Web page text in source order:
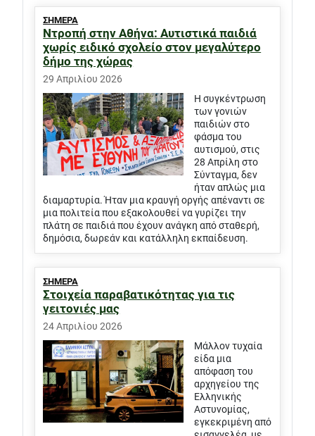
ΣΗΜΕΡΑ
Ντροπή στην Αθήνα: Αυτιστικά παιδιά
χωρίς ειδικό σχολείο στον μεγαλύτερο
δήμο της χώρας
29 Απριλίου 2026
Η συγκέντρωση
των γονιών
παιδιών στο
φάσμα του
αυτισμού, στις
28 Απρίλη στο
Σύνταγμα, δεν
ήταν απλώς μια
διαμαρτυρία. Ήταν μια κραυγή οργής απέναντι σε
μια πολιτεία που εξακολουθεί να γυρίζει την
πλάτη σε παιδιά που έχουν ανάγκη από σταθερή,
δημόσια, δωρεάν και κατάλληλη εκπαίδευση.
ΣΗΜΕΡΑ
Στοιχεία παραβατικότητας για τις
γειτονιές μας
24 Απριλίου 2026
Μάλλον τυχαία
είδα μια
απόφαση του
αρχηγείου της
Ελληνικής
Αστυνομίας,
εγκεκριμένη από